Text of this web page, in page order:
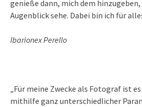
genieße dann, mich dem
Augenblick sehe. Dabei bin ich für
Ibarionex Perello
„Für meine Zwecke als Fotograf ist
mithilfe ganz unterschiedlicher